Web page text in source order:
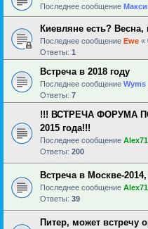
Последнее сообщение
Киевляне есть? Весна,
Последнее сообщение Ewe «
Ответы: 1
Встреча в 2018 году
Последнее сообщение Wyms
Ответы: 7
!!! ВСТРЕЧА ФОРУМА
2015 года!!!
Последнее сообщение Alex71
Ответы: 200
Встреча в Москве-
Последнее сообщение Alex71
Ответы: 39
Питер, может встречу